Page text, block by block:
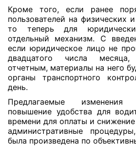
Кроме того, если ранее
пользователей на физических
то теперь для
отдельный механизм. С
если юридическое лицо не
двадцатого числа
отчетным, материалы на него
органы транспортного
день.
Предлагаемые
повышение удобства для
времени для оплаты и
административные
была произведена по